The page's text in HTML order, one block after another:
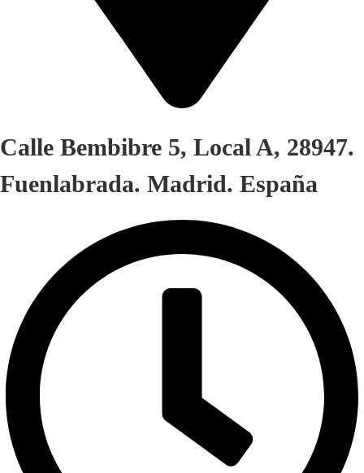
Calle Bembibre 5, Local A, 28947.
Fuenlabrada. Madrid. España